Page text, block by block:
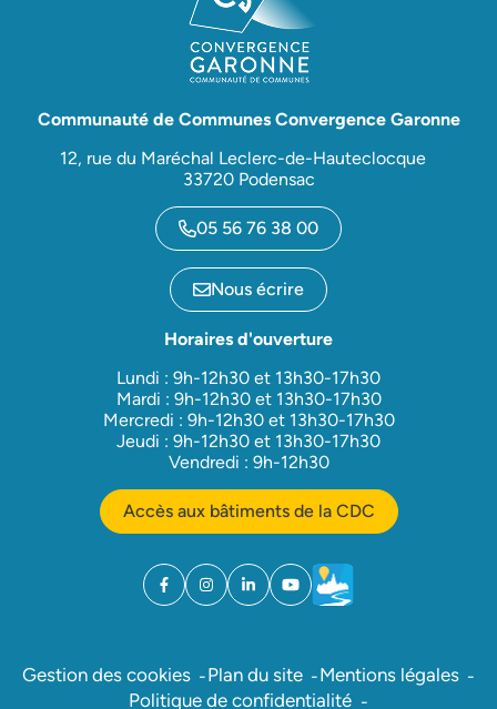
Communauté de Communes Convergence Garonne
12, rue du Maréchal Leclerc-de-Hauteclocque
33720 Podensac
05 56 76 38 00
Nous écrire
Horaires d'ouverture
Lundi : 9h-12h30 et 13h30-17h30
Mardi : 9h-12h30 et 13h30-17h30
Mercredi : 9h-12h30 et 13h30-17h30
Jeudi : 9h-12h30 et 13h30-17h30
Vendredi : 9h-12h30
Accès aux bâtiments de la CDC
Facebook
(ouverture dans un nouvel onglet)
Instagram
(ouverture dans un nouvel onglet)
Linkedin
(ouverture dans un nouvel onglet)
YouTube
(ouverture dans un nouvel
Météo
(ouverture dans un
Gestion des cookies Plan du site
Mentions légales
Politique de confidentialité